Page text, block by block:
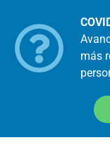
más